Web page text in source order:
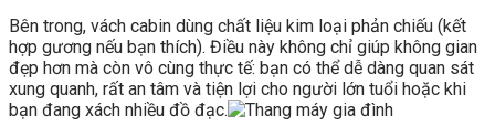
Bên trong, vách cabin dùng chất liệu kim loại phản chiếu (kết
hợp gương nếu bạn thích). Điều này không chỉ giúp không gian
đẹp hơn mà còn vô cùng thực tế: bạn có thể dễ dàng quan sát
xung quanh, rất an tâm và tiện lợi cho người lớn tuổi hoặc khi
bạn đang xách nhiều đồ đạc.